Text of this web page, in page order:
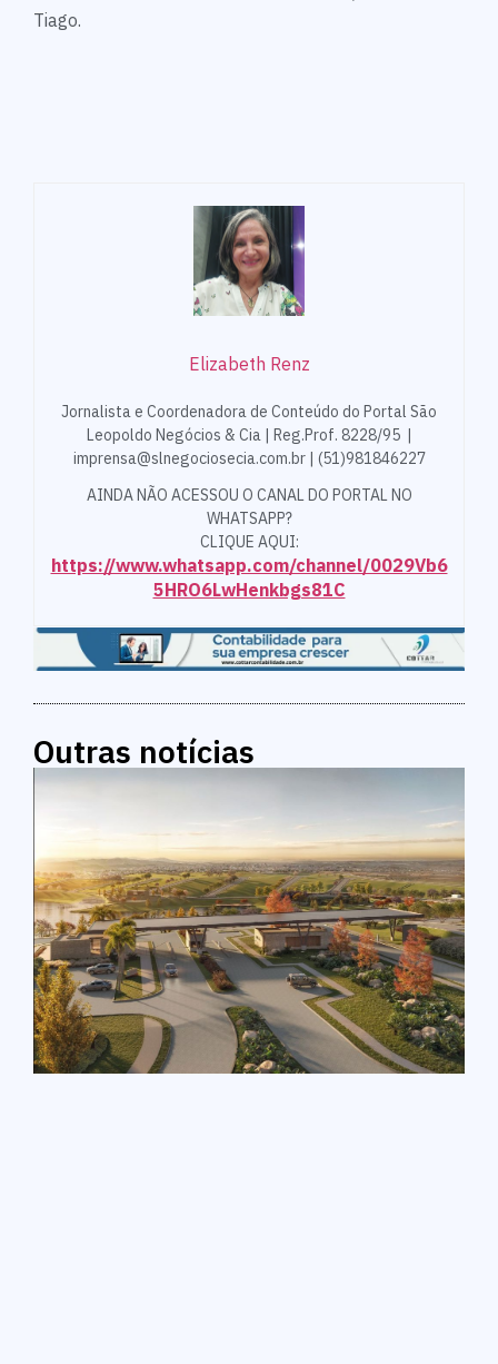
Tiago.
Elizabeth Renz
Jornalista e Coordenadora de Conteúdo do Portal São
Leopoldo Negócios & Cia | Reg.Prof. 8228/95 |
imprensa@slnegociosecia.com.br | (51)981846227
AINDA NÃO ACESSOU O CANAL DO PORTAL NO
WHATSAPP?
CLIQUE AQUI:
https://www.whatsapp.com/channel/0029Vb6
5HRO6LwHenkbgs81C
Outras notícias